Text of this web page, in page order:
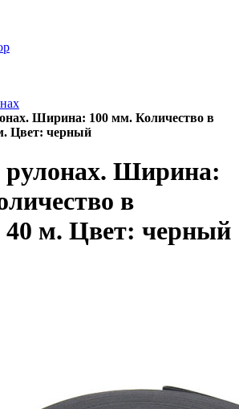
Ширина: 100 мм. Количество в
Цвет: черный
рулонах. Ширина:
в
40 м. Цвет: черный